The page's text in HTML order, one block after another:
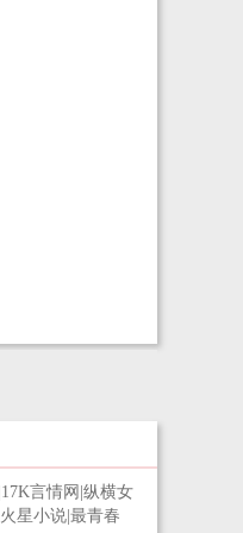
17K言情网 纵横女
火星小说 最青春